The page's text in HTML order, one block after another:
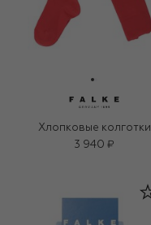
Хлопковые колготки
3 940 ₽